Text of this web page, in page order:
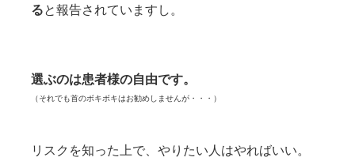
ると報告されていますし。
選ぶのは患者様の自由です。
（それでも首のボキボキはお勧めしませんが・・・）
リスクを知った上で、やりたい人はやればいい。